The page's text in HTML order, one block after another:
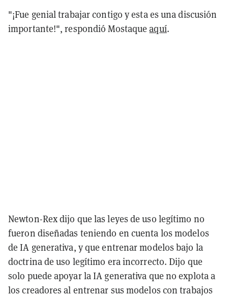
"¡Fue genial trabajar contigo y esta es una discusión
importante!", respondió Mostaqueaquí.
Newton-Rex dijo que las leyes de uso legítimo no
fueron diseñadas teniendo en cuenta los modelos
de IA generativa, y que entrenar modelos bajo la
doctrina de uso legítimo era incorrecto. Dijo que
solo puede apoyar la IA generativa que no explota a
los creadores al entrenar sus modelos con trabajos